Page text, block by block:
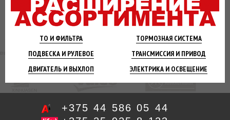
ТО И ФИЛЬТРА ТОРМОЗНАЯСИСТЕМА
ПОДВЕСКА И РУЛЕВОЕ ТРАНСМИССИЯ И ПРИВОД
ДВИГАТЕЛЬ И ВЫХЛОП ЭЛЕКТРИКА И ОСВЕЩЕНИЕ
+375 44 586 05 44